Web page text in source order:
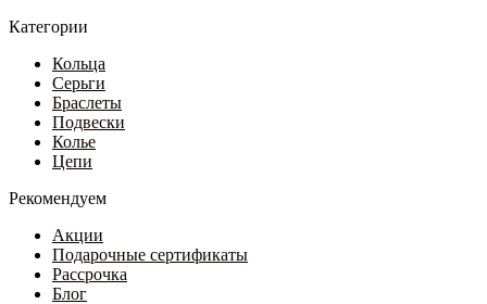
Категории
Кольца
Серьги
Браслеты
Подвески
Колье
Цепи
Рекомендуем
Акции
Подарочные сертификаты
Рассрочка
Блог